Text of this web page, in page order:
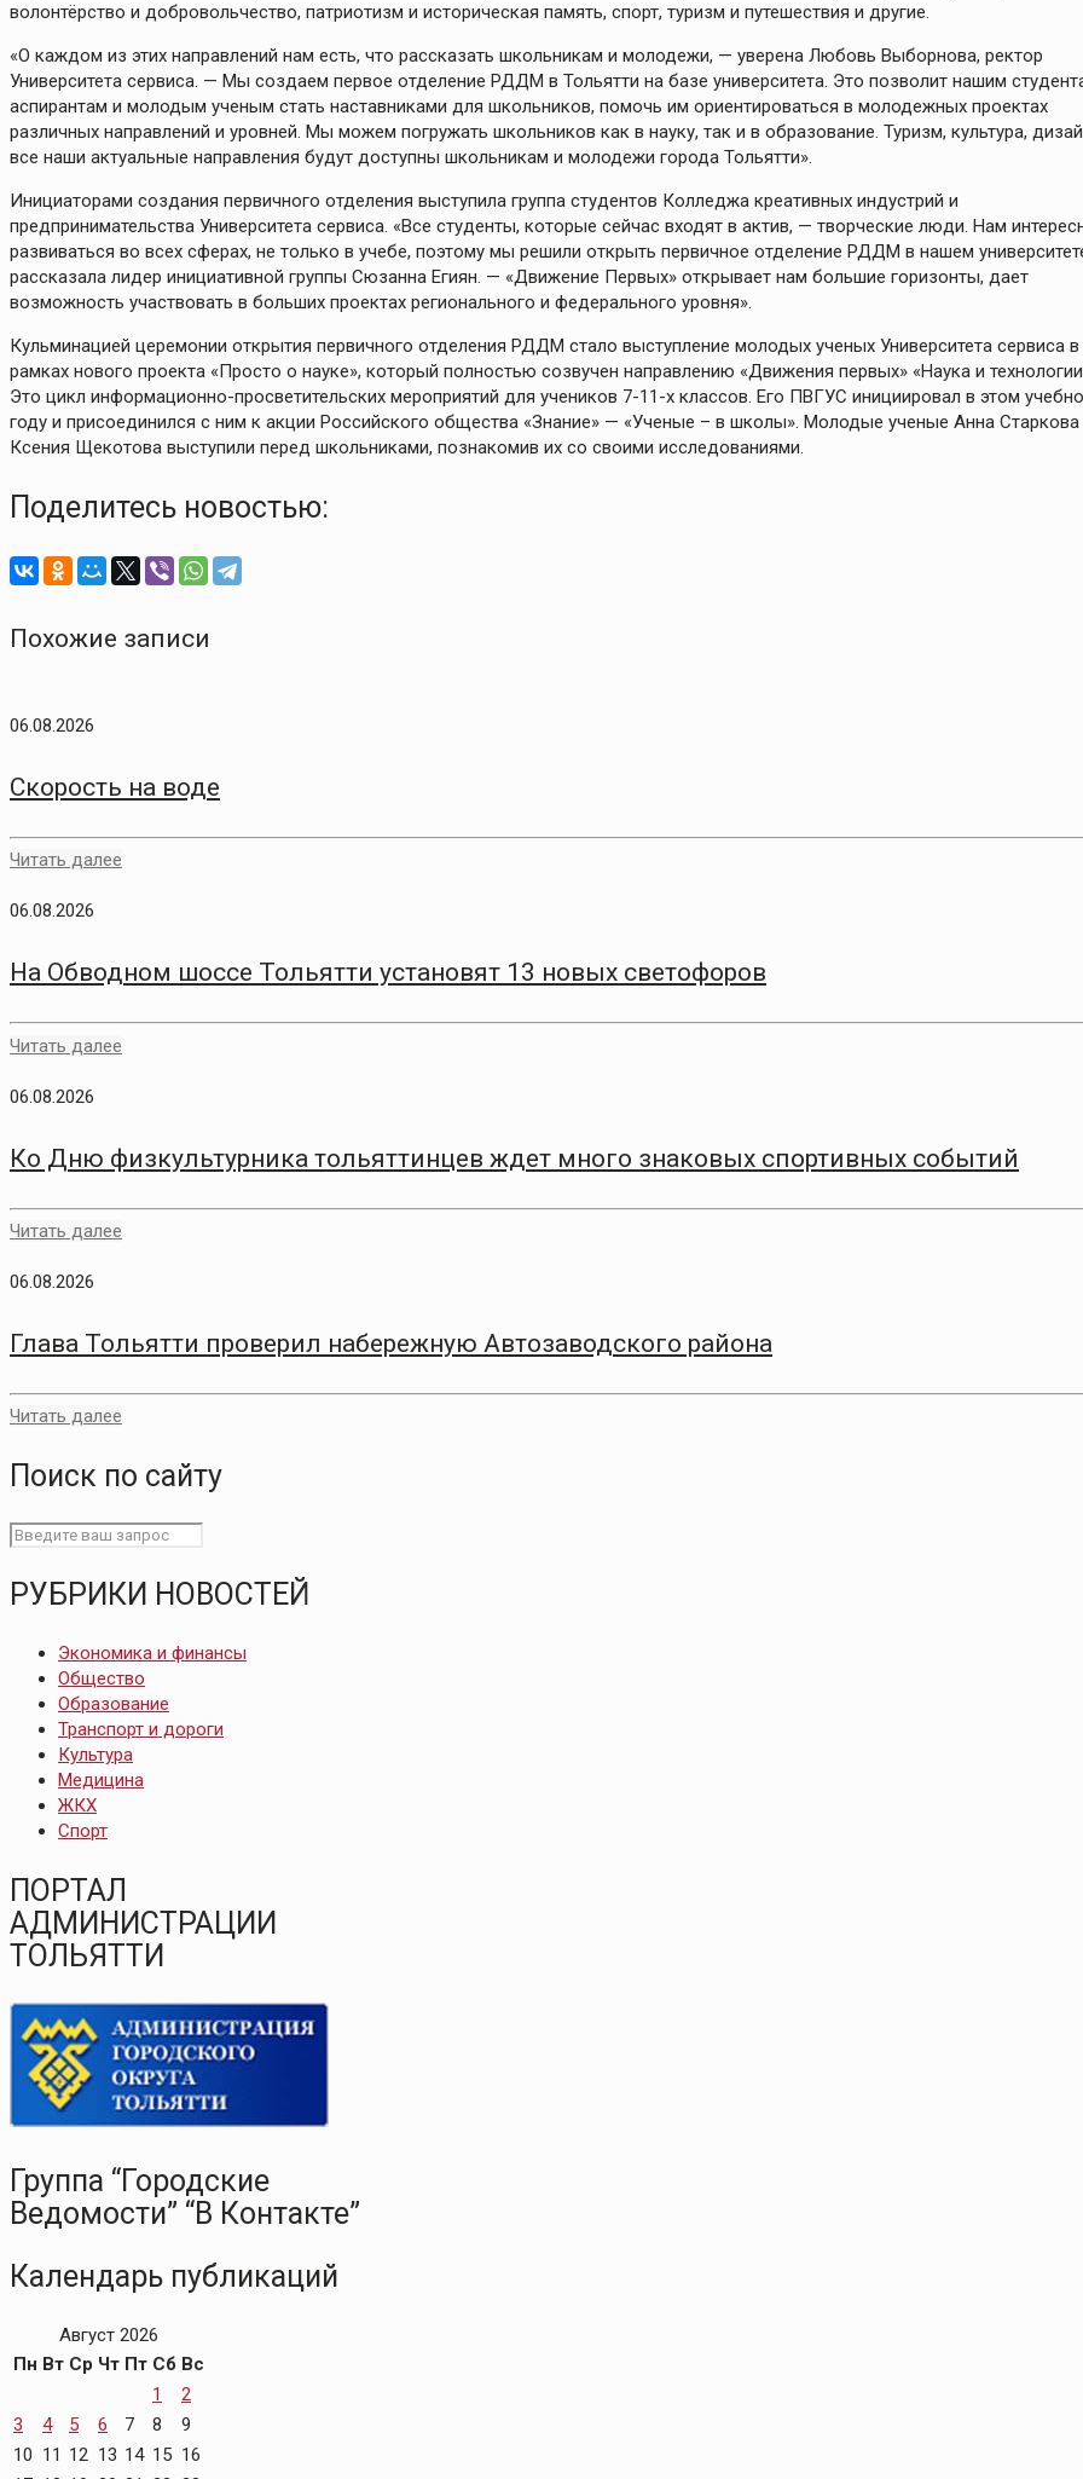
волонтёрство и добровольчество, патриотизм и историческая память, спорт, туризм и путешествия и другие.
«О каждом из этих направлений нам есть, что рассказать школьникам и молодежи, — уверена Любовь Выборнова, ректор
Университета сервиса. — Мы создаем первое отделение РДДМ в Тольятти на базе университета. Это позволит нашим
аспирантам и молодым ученым стать наставниками для школьников, помочь им ориентироваться в молодежных проектах
различных направлений и уровней. Мы можем погружать школьников как в науку, так и в образование. Туризм, культура,
все наши актуальные направления будут доступны школьникам и молодежи города Тольятти».
Инициаторами создания первичного отделения выступила группа студентов Колледжа креативных индустрий и
предпринимательства Университета сервиса. «Все студенты, которые сейчас входят в актив, — творческие люди. Нам
развиваться во всех сферах, не только в учебе, поэтому мы решили открыть первичное отделение РДДМ в нашем
рассказала лидер инициативной группы Сюзанна Егиян. — «Движение Первых» открывает нам большие горизонты, дает
возможность участвовать в больших проектах регионального и федерального уровня».
Кульминацией церемонии открытия первичного отделения РДДМ стало выступление молодых ученых Университета сервиса в
рамках нового проекта «Просто о науке», который полностью созвучен направлению «Движения первых» «Наука и
Это цикл информационно-просветительских мероприятий для учеников 7-11-х классов. Его ПВГУС инициировал в этом
году и присоединился с ним к акции Российского общества «Знание» — «Ученые – в школы». Молодые ученые Анна Старкова
Ксения Щекотова выступили перед школьниками, познакомив их со своими исследованиями.
Поделитесь новостью:
Похожие записи
06.08.2026
Скорость на воде
Читать далее
06.08.2026
На Обводном шоссе Тольятти установят 13 новых светофоров
Читать далее
06.08.2026
Ко Дню физкультурника тольяттинцев ждет много знаковых спортивных событий
Читать далее
06.08.2026
Глава Тольятти проверил набережную Автозаводского района
Читать далее
Поиск по сайту
РУБРИКИ НОВОСТЕЙ
Экономика и финансы
Общество
Образование
Транспорт и дороги
Культура
Медицина
ЖКХ
Спорт
ПОРТАЛ
АДМИНИСТРАЦИИ
ТОЛЬЯТТИ
Группа “Городские
Ведомости” “В Контакте”
Календарь публикаций
Август 2026
Пн Вт Ср Чт Пт Сб Вс
1
2
3
4 5 6 7 8
9
10 11 12 13 14 15 16